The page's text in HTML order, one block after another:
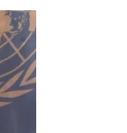
Tegnér
exulte
« Zemmour
a
tout